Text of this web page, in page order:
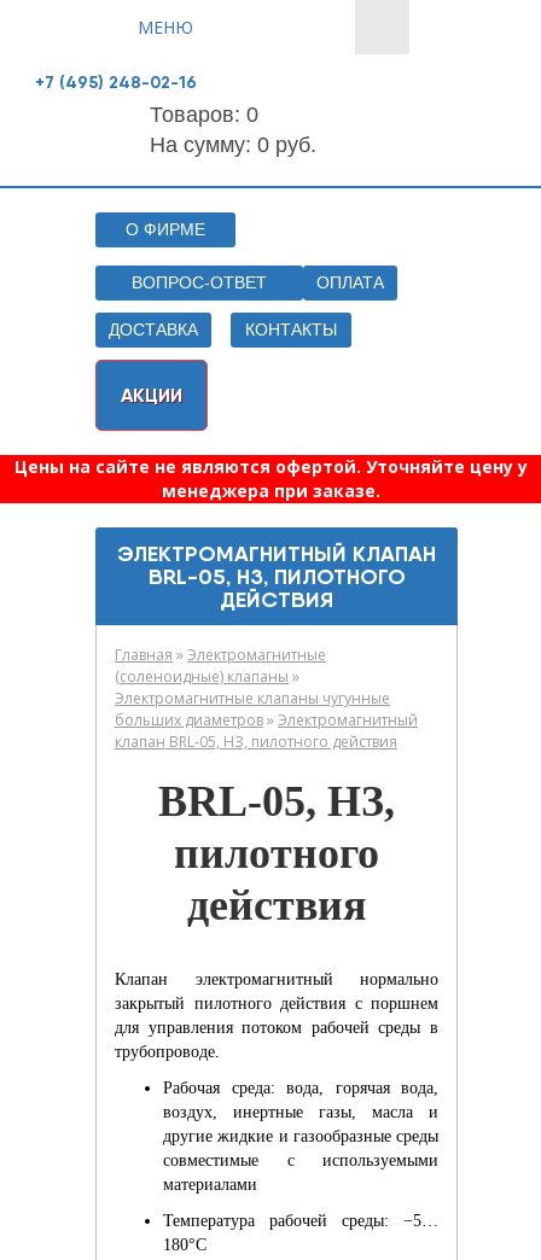
МЕНЮ
+7 (495) 248-02-16
Товаров: 0
На сумму: 0 руб.
О ФИРМЕ
ВОПРОС-ОТВЕТ ОПЛАТА
ДОСТАВКА КОНТАКТЫ
АКЦИИ
Цены на сайте не являются офертой. Уточняйте цену у
менеджера при заказе.
ЭЛЕКТРОМАГНИТНЫЙ КЛАПАН
BRL-05, НЗ, ПИЛОТНОГО
ДЕЙСТВИЯ
Главная »Электромагнитные
(соленоидные) клапаны »
Электромагнитные клапаны чугунные
больших диаметров»Электромагнитный
клапан BRL-05, НЗ, пилотного действия
BRL-05, НЗ,
пилотного
действия
Клапан электромагнитный нормально
закрытый пилотного действия с поршнем
для управления потоком рабочей среды в
трубопроводе.
Рабочая среда: вода, горячая вода,
воздух, инертные газы, масла и
другие жидкие и газообразные среды
совместимые с используемыми
материалами
Температура рабочей среды: −5…
180°С